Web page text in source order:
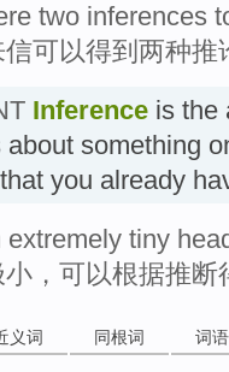
two inferences
信可以得到两种推
Inference is the
about something
you already
extremely tiny
，可以根据推断
义词 同根词 词